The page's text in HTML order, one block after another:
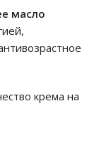
масло
крема на